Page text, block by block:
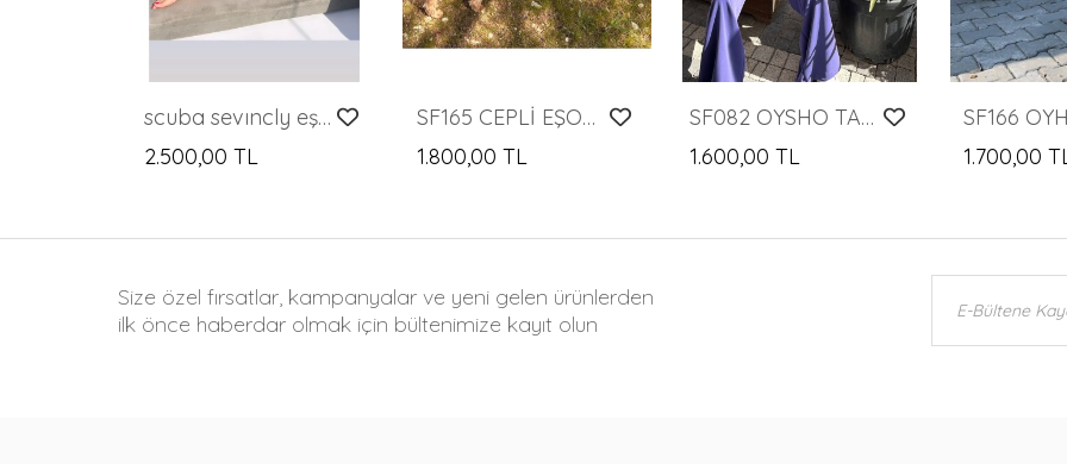
scuba sevıncly eşorfman takımı
2.500,00 TL
SF165 CEPLİ EŞORFMAN TAKIMI
1.800,00 TL
SF082 OYSHO TAKIM PAMUKLU
1.600,00 TL
SF166
1.700,00
Size özel fırsatlar, kampanyalar ve yeni gelen ürünlerden
ilk önce haberdar olmak için bültenimize kayıt olun